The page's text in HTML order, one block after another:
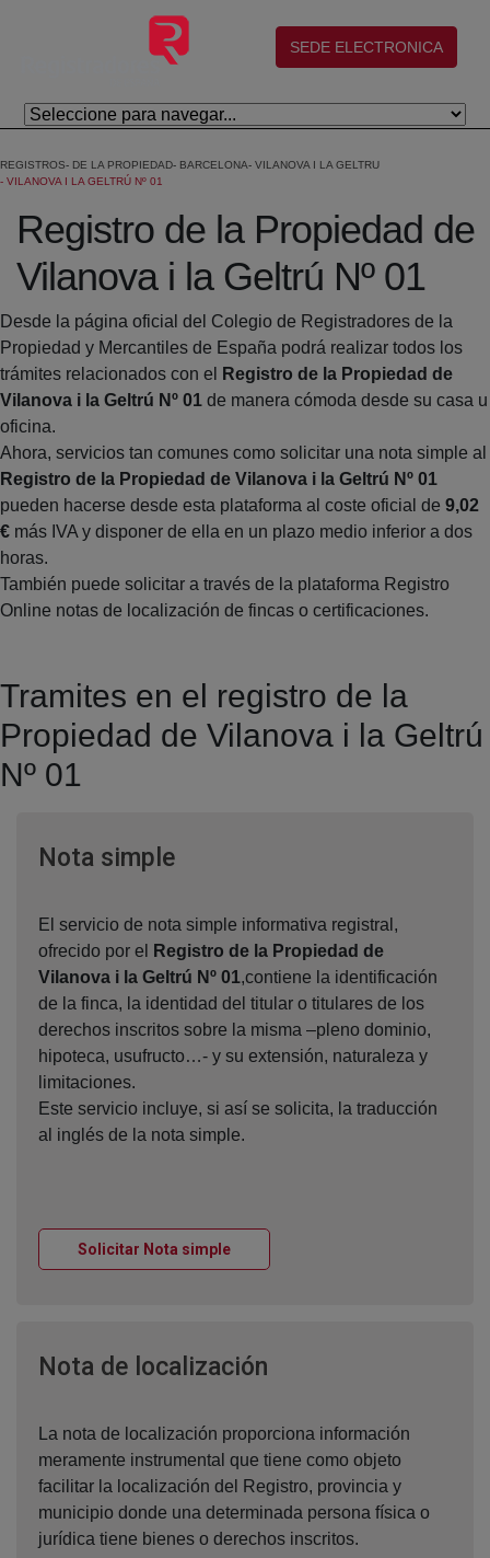
Salta al contingut principal
(abre en nueva ventana)
SEDE ELECTRONICA
REGISTROS DE LA PROPIEDAD BARCELONA
VILANOVA I LA GELTRU
VILANOVA I LA GELTRÚ Nº 01
Registro de la Propiedad de
Vilanova i la Geltrú Nº 01
Desde la página oficial del Colegio de Registradores de la
Propiedad y Mercantiles de España podrá realizar todos los
trámites relacionados con el
Registro de la Propiedad de
Vilanova i la Geltrú Nº 01 de manera cómoda desde su casa u
oficina.
Ahora, servicios tan comunes como solicitar una nota simple al
Registro de la Propiedad de Vilanova i la Geltrú Nº 01
pueden hacerse desde esta plataforma al coste oficial de 9,02
€ más IVA y disponer de ella en un plazo medio inferior a dos
horas.
También puede solicitar a través de la plataforma Registro
Online notas de localización de fincas o certificaciones.
Tramites en el registro de la
Propiedad de Vilanova i la Geltrú
Nº 01
Nota simpleVentana nueva
El servicio de nota simple informativa registral,
ofrecido por el
Registro de la Propiedad de
Vilanova i la Geltrú Nº 01,contiene la identificación
de la finca, la identidad del titular o titulares de los
derechos inscritos sobre la misma –pleno dominio,
hipoteca, usufructo…- y su extensión, naturaleza y
limitaciones.
Este servicio incluye, si así se solicita, la traducción
al inglés de la nota simple.
Solicitar Nota simpleVentana nueva
Nota de localización
La nota de localización proporciona información
meramente instrumental que tiene como objeto
facilitar la localización del Registro, provincia y
municipio donde una determinada persona física o
jurídica tiene bienes o derechos inscritos.